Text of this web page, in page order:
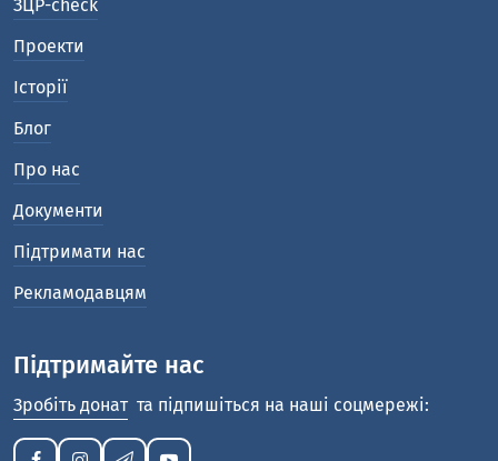
ЗЦР-check
Проекти
Історії
Блог
Про нас
Документи
Підтримати нас
Рекламодавцям
Підтримайте нас
Зробіть донат та підпишіться на наші соцмережі: